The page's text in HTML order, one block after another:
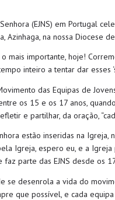
(EJNS) em Portugal
Azinhaga, na nossa Diocese
importante, hoje!
inteiro a tentar dar esses
das Equipas de
os 15 e os 17 anos,
e partilhar, da oração,
estão inseridas na
Igreja, espero eu, e a
faz parte das EJNS desde os
se desenrola a vida do
que possível, e cada